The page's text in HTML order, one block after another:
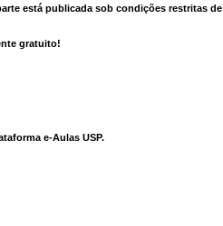
está publicada sob condições restritas de
gratuito!
e-Aulas USP.